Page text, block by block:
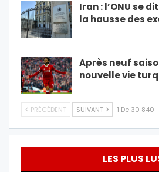
Iran : l’ONU se
la hausse des
Après neuf
nouvelle vie
PRÉCÉDENT SUIVANT 1 De 30 840
LES PLUS